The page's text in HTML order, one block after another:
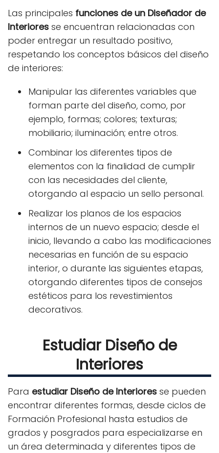
Las principales funciones de un Diseñador de
Interiores se encuentran relacionadas con
poder entregar un resultado positivo,
respetando los conceptos básicos del diseño
de interiores:
Manipular las diferentes variables que
forman parte del diseño, como, por
ejemplo, formas; colores; texturas;
mobiliario; iluminación; entre otros.
Combinar los diferentes tipos de
elementos con la finalidad de cumplir
con las necesidades del cliente,
otorgando al espacio un sello personal.
Realizar los planos de los espacios
internos de un nuevo espacio; desde el
inicio, llevando a cabo las modificaciones
necesarias en función de su espacio
interior, o durante las siguientes etapas,
otorgando diferentes tipos de consejos
estéticos para los revestimientos
decorativos.
Estudiar Diseño de
Interiores
Para estudiar Diseño de Interiores se pueden
encontrar diferentes formas, desde ciclos de
Formación Profesional hasta estudios de
grados y posgrados para especializarse en
un área determinada y diferentes tipos de